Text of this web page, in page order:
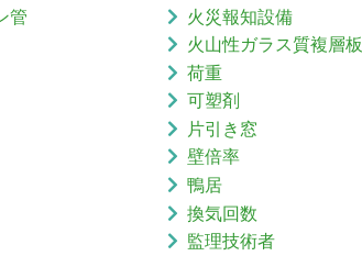
管
火災報知設備
火山性ガラス質複層板
荷重
可塑剤
片引き窓
壁倍率
鴨居
換気回数
監理技術者